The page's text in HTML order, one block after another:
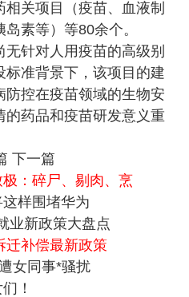
关项目（疫苗、血液制
素等）等80余个。
针对人用疫苗的高级别
准背景下，该项目的建
防控在疫苗领域的生物安
药品和疫苗研发意义重
下一篇
：碎尸、剔肉、烹
样围堵华为
业新政策大盘点
迁补偿最新政策
女同事*骚扰
！